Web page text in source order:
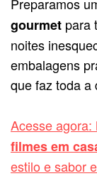
gourmet para
noites
embalagens
que faz toda a
Acesse agora:
filmes em
estilo e sabor